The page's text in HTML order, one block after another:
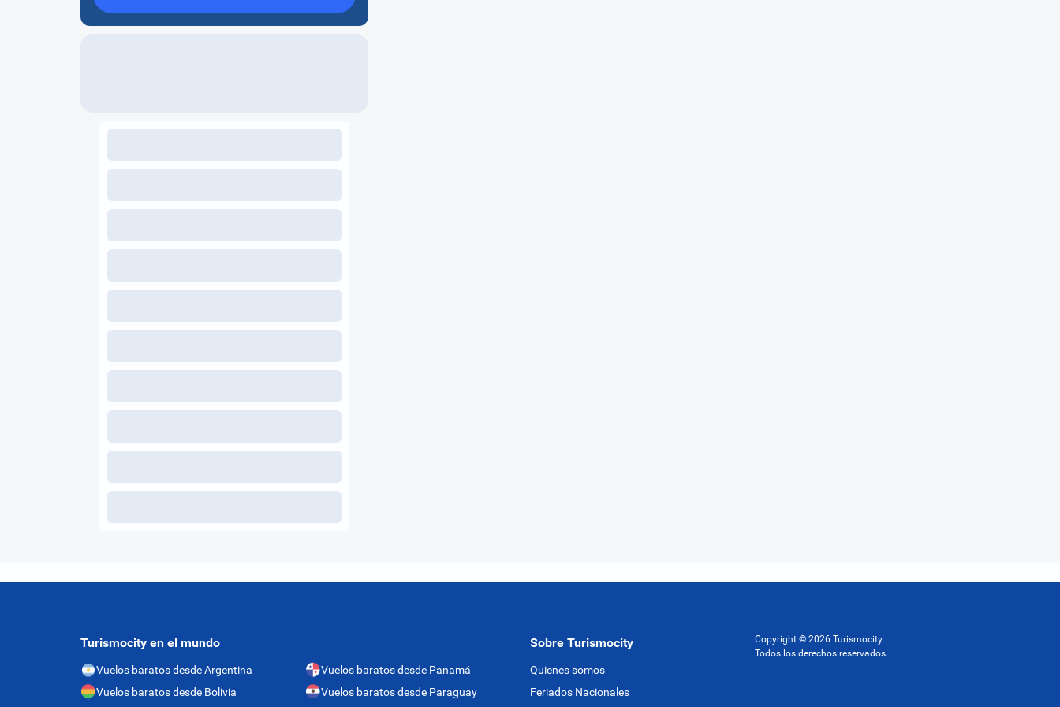
Turismocity en el mundo
Vuelos baratos desde Argentina
Vuelos baratos desde Bolivia
Vuelos baratos desde Panamá
Vuelos baratos desde Paraguay
Sobre Turismocity
Quienes somos
Feriados Nacionales
Copyright © 2026 Turismocity.
Todos los derechos reservados.